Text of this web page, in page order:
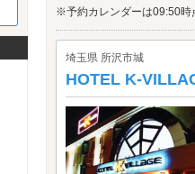
※予約カレンダーは09:50時
埼玉県 所沢市城
HOTEL K-